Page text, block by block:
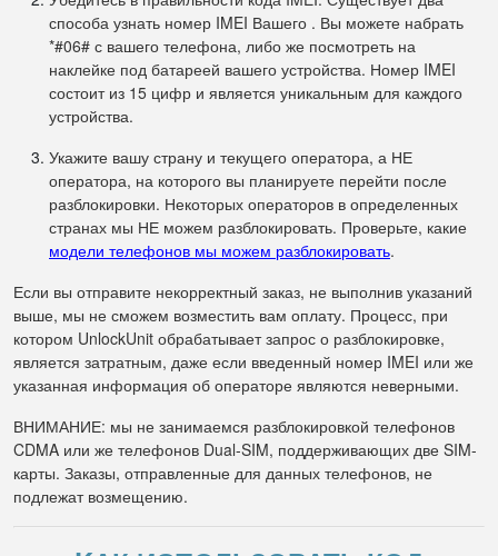
способа узнать номер IMEI Вашего . Вы можете набрать
*#06# с вашего телефона, либо же посмотреть на
наклейке под батареей вашего устройства. Номер IMEI
состоит из 15 цифр и является уникальным для каждого
устройства.
Укажите вашу страну и текущего оператора, а НЕ
оператора, на которого вы планируете перейти после
разблокировки. Некоторых операторов в определенных
странах мы НЕ можем разблокировать. Проверьте, какие
модели телефонов мы можем разблокировать.
Если вы отправите некорректный заказ, не выполнив указаний
выше, мы не сможем возместить вам оплату. Процесс, при
котором UnlockUnit обрабатывает запрос о разблокировке,
является затратным, даже если введенный номер IMEI или же
указанная информация об операторе являются неверными.
ВНИМАНИЕ: мы не занимаемся разблокировкой телефонов
CDMA или же телефонов Dual-SIM, поддерживающих две SIM-
карты. Заказы, отправленные для данных телефонов, не
подлежат возмещению.